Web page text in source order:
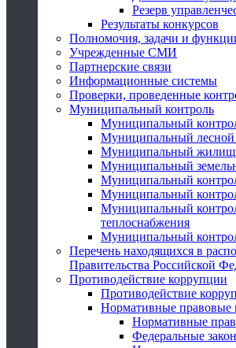
Резерв
Результаты конкурсов
Полномочия, задачи и
Учрежденные СМИ
Партнерские связи
Информационные системы
Проверки, проведенные
Муниципальный контроль
Муниципальный
Муниципальный лесной
Муниципальный
Муниципальный
Муниципальный
Муниципальный
Муниципальный
теплоснабжения
Муниципальный
Перечень находящихся в
Правительства Российской
Противодействие коррупции
Противодействие
Нормативные правовые
Нормативные
Федеральные